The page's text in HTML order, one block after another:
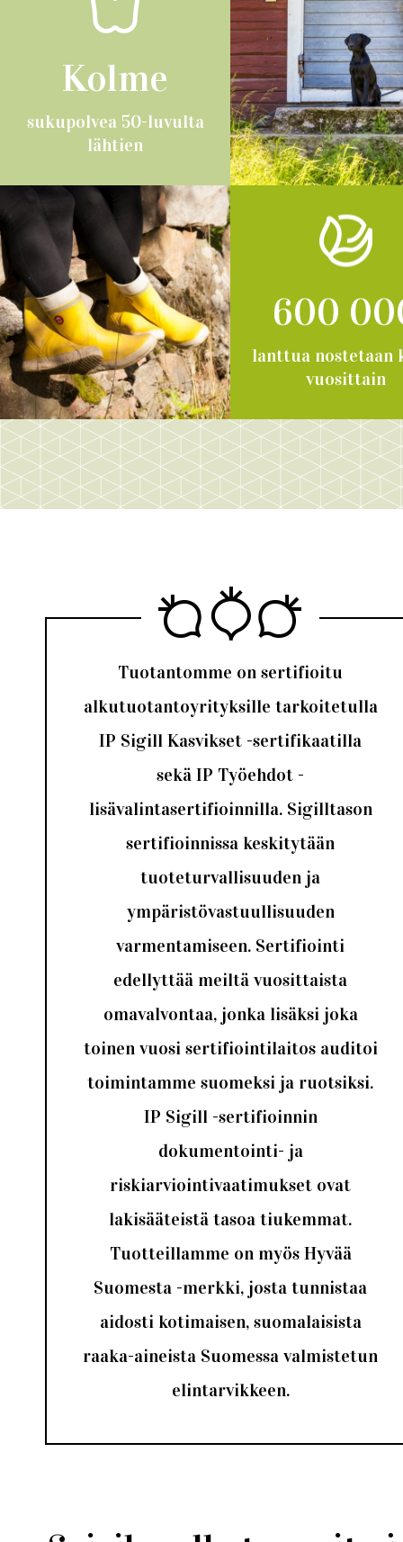
Kolme
sukupolvea 50-luvulta
lähtien
600
lanttua nostetaan
vuosittain
Tuotantomme on sertifioitu
alkutuotantoyrityksille tarkoitetulla
IP Sigill Kasvikset -sertifikaatilla
sekä IP Työehdot -
lisävalintasertifioinnilla. Sigilltason
sertifioinnissa keskitytään
tuoteturvallisuuden ja
ympäristövastuullisuuden
varmentamiseen. Sertifiointi
edellyttää meiltä vuosittaista
omavalvontaa, jonka lisäksi joka
toinen vuosi sertifiointilaitos auditoi
toimintamme suomeksi ja ruotsiksi.
IP Sigill -sertifioinnin
dokumentointi- ja
riskiarviointivaatimukset ovat
lakisääteistä tasoa tiukemmat.
Tuotteillamme on myös Hyvää
Suomesta -merkki, josta tunnistaa
aidosti kotimaisen, suomalaisista
raaka-aineista Suomessa valmistetun
elintarvikkeen.